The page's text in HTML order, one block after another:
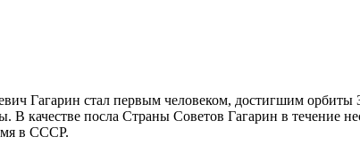
Гагарин стал первым человеком, достигшим
В качестве посла Страны Советов Гагарин в
в СССР.